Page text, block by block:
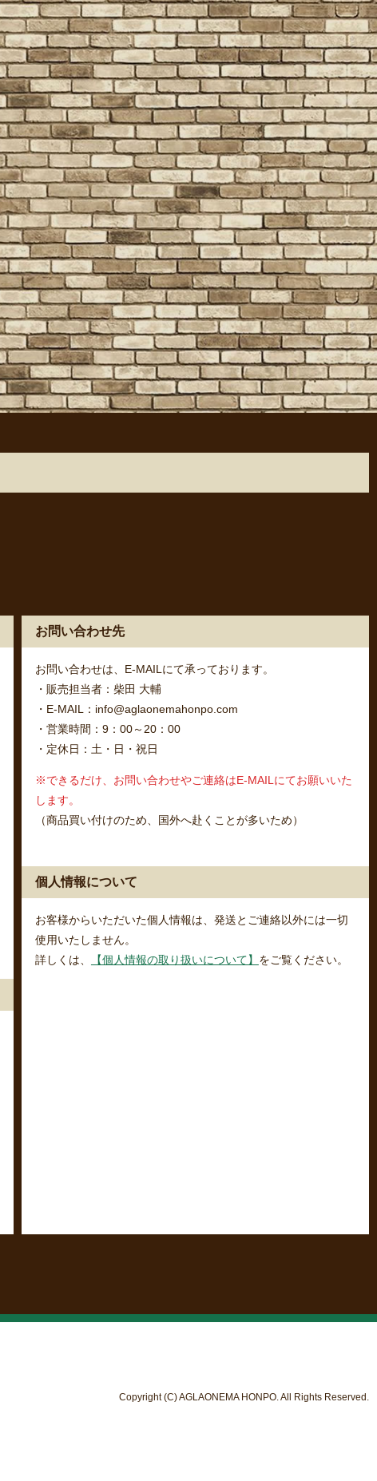
お問い合わせ先
お問い合わせは、E-MAILにて承っております。
・販売担当者：柴田 大輔
・E-MAIL：info@aglaonemahonpo.com
・営業時間：9：00～20：00
・定休日：土・日・祝日
※できるだけ、お問い合わせやご連絡はE-MAILにてお願いいた
します。
（商品買い付けのため、国外へ赴くことが多いため）
個人情報について
お客様からいただいた個人情報は、発送とご連絡以外には一切
使用いたしません。
詳しくは、
【個人情報の取り扱いについて】 をご覧ください。
Copyright (C) AGLAONEMA HONPO. All Rights Reserved.